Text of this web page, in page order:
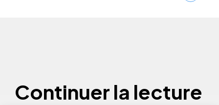
Continuer la lecture